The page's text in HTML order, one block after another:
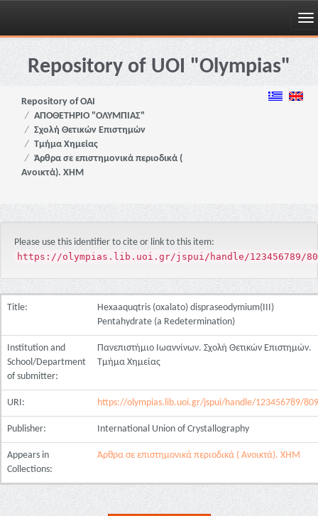
Skip
navigationRepository of UOI "Olympias"
Repository of OAI
ΑΠΟΘΕΤΗΡΙΟ "ΟΛΥΜΠΙΑΣ"
Σχολή Θετικών Επιστημών
Τμήμα Χημείας
Άρθρα σε επιστημονικά περιοδικά (
Ανοικτά). ΧΗΜ
Please use this identifier to cite or link to this item:
https://olympias.lib.uoi.gr/jspui/handle/123456789/
Title:
Hexaaquqtris (oxalato) dispraseodymium(III)
Pentahydrate (a Redetermination)
Institution and
School/Department
of submitter:
Πανεπιστήμιο Ιωαννίνων. Σχολή Θετικών Επιστημών.
Τμήμα Χημείας
URI: https://olympias.lib.uoi.gr/jspui/handle/123456789/
Publisher: International Union of Crystallography
Appears in
Collections:
Άρθρα σε επιστημονικά περιοδικά ( Ανοικτά). ΧΗΜ